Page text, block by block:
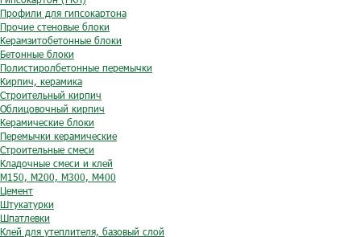
Профили для гипсокартона
Прочие стеновые блоки
Керамзитобетонные блоки
Бетонные блоки
Полистиролбетонные перемычки
Кирпич, керамика
Строительный кирпич
Облицовочный кирпич
Керамические блоки
Перемычки керамические
Строительные смеси
Кладочные смеси и клей
М150, М200, М300, М400
Цемент
Штукатурки
Шпатлевки
Клей для утеплителя, базовый слой